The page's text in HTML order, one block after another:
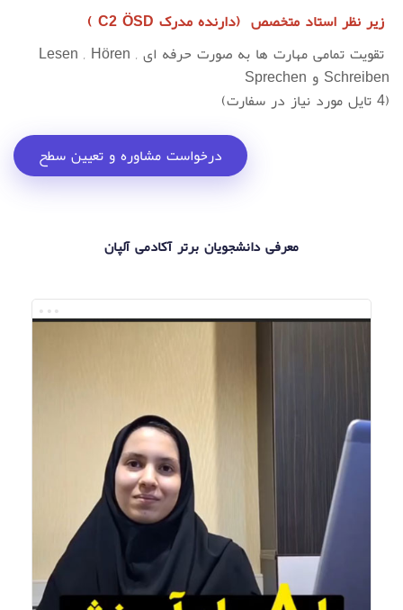
زیر نظر استاد متخصص (دارنده مدرک C2 ÖSD )
تقویت تمامی مهارت ها به صورت حرفه ای Lesen , Hören ,
Schreiben و Sprechen
(4 تایل مورد نیاز در سفارت)
درخواست مشاوره و تعیین سطح
معرفی دانشجویان برتر آکادمی آلپان
•••